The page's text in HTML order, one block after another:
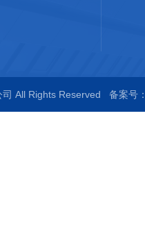
司 All Rights Reserved 备案号